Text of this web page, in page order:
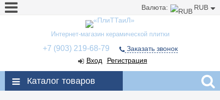
Валюта: RUB
Интернет-магазин керамической плитки
+7 (903) 219-68-79
Заказать звонок
Вход
Регистрация
Каталог товаров